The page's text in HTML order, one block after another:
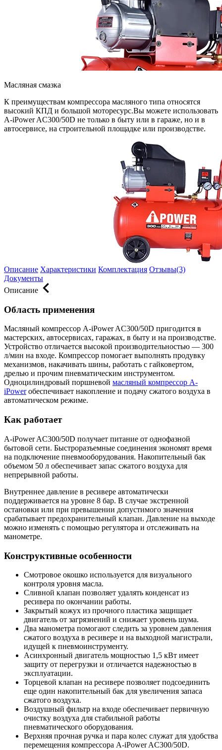
Масляная смазка
К преимуществам компрессора масляного типа относятся
высокий КПД и большой моторесурс.Вы можете использовать
A-iPower AC300/50D не только в быту или в гараже, но и в
автосервисе, на строительной площадке или производстве.
Описание Характеристики Комплектация Отзывы(3)
Документы
Описание
Область применения
Масляный компрессор A-iPower AC300/50D пригодится в
мастерских, автосервисах, гаражах, в быту и на производстве.
Устройство отличается высокой производительностью — 300
л/мин на входе. Компрессор помогает выполнять продувку
механизмов, накачивать шины, работать с гайковертом,
дрелью и прочим пневматическим инструментом.
Одноцилиндровый поршневой масляный компрессор A-
iPowerобеспечивает накопление и подачу сжатого воздуха в
автоматическом режиме.
Как работает
A-iPower AC300/50D получает питание от однофазной
бытовой сети. Быстроразъемные соединения экономят время
на подключение пневмооборудования. Накопительный бак
объемом 50 л обеспечивает запас сжатого воздуха для
непрерывной работы.
Внутреннее давление в ресивере автоматически
поддерживается на уровне 8 бар. В случае экстренной
остановки или при превышении допустимого значения
срабатывает предохранительный клапан. Давление на выходе
можно изменять с помощью регулятора и отслеживать на
манометре.
Конструктивные особенности
Смотровое окошко используется для визуального
контроля уровня масла.
Сливной клапан позволяет удалять конденсат из
ресивера по окончании работы.
Закрытый кожух из прочного пластика защищает
двигатель от загрязнений и снижает уровень шума.
Два манометра помогают следить за уровнем давления
сжатого воздуха в ресивере и на выходной магистрали,
идущей к пневмоинструменту.
Асинхронный двигатель мощностью 1,5 кВт имеет
защиту от перегрузки и отличается надежностью в
эксплуатации.
Торцевой клапан на ресивере позволяет подсоединить
еще один накопительный бак для увеличения запаса
сжатого воздуха.
Воздушный фильтр на входе обеспечивает первичную
очистку воздуха для стабильной работы
пневматического оборудования.
Верхняя прочная ручка и пара колес служат для удобства
перемещения компрессора A-iPower AC300/50D.